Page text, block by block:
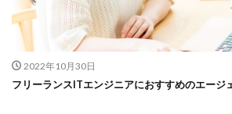
2022年10月30日
フリーランスITエンジニアにおすすめのエージ